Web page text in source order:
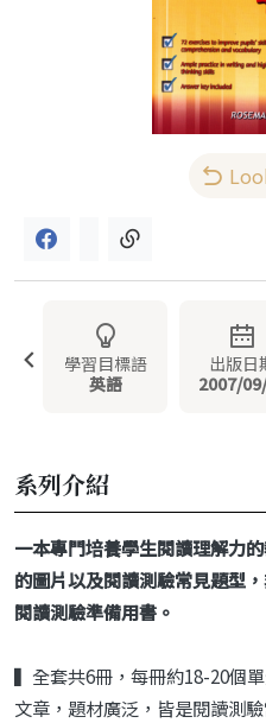
學習目標語
英語
出版日
2007/
系列介紹
一本專門培養學生閱讀理解力
的圖片以及閱讀測驗常見題型
閱讀測驗準備用書。
▍全套共6冊，每冊約18-20個
文章，題材廣泛，皆是閱讀測